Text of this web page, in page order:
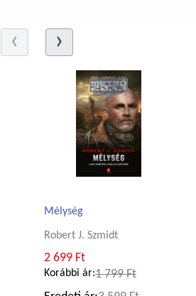
Mélység
Robert J. Szmidt
2 699 Ft
Korábbi ár:1 799 Ft